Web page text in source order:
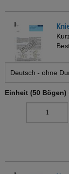
Einheit (50 Bögen)